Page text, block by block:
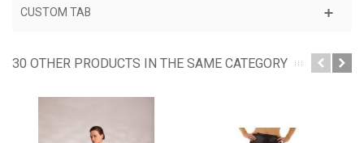
CUSTOM TAB
30 OTHER PRODUCTS IN THE SAME CATEGORY